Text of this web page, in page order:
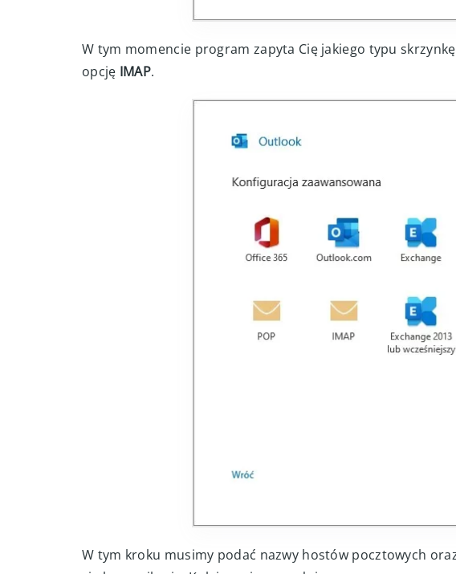
W tym momencie program zapyta Cię jakiego typu
opcję IMAP.
W tym kroku musimy podać nazwy hostów pocztowych